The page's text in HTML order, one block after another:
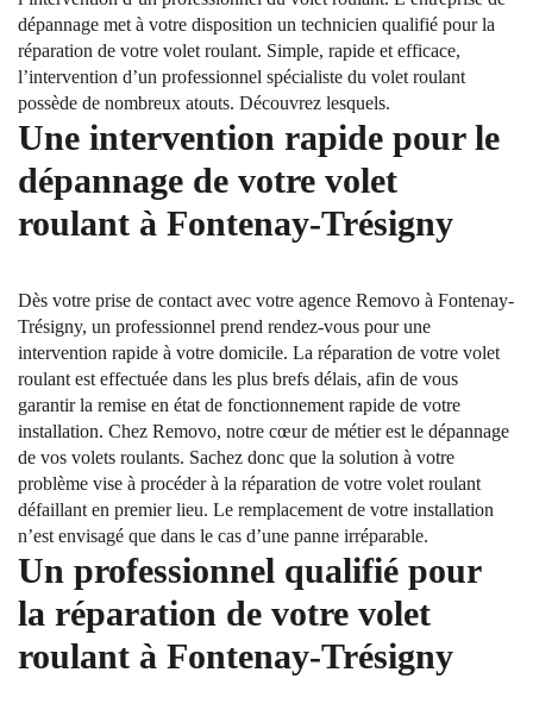
dépannage met à votre disposition un technicien qualifié pour la
réparation de votre volet roulant. Simple, rapide et efficace,
l’intervention d’un professionnel spécialiste du volet roulant
possède de nombreux atouts. Découvrez lesquels.
Une intervention rapide pour le
dépannage de votre volet
roulant à Fontenay-Trésigny
Dès votre prise de contact avec votre agence Removo à Fontenay-
Trésigny, un professionnel prend rendez-vous pour une
intervention rapide à votre domicile. La réparation de votre volet
roulant est effectuée dans les plus brefs délais, afin de vous
garantir la remise en état de fonctionnement rapide de votre
installation. Chez Removo, notre cœur de métier est le dépannage
de vos volets roulants. Sachez donc que la solution à votre
problème vise à procéder à la réparation de votre volet roulant
défaillant en premier lieu. Le remplacement de votre installation
n’est envisagé que dans le cas d’une panne irréparable.
Un professionnel qualifié pour
la réparation de votre volet
roulant à Fontenay-Trésigny